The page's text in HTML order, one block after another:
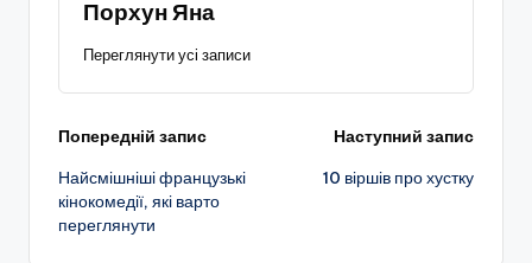
Порхун Яна
Переглянути усі записи
Навігація
по
запису
Попередній запис
Найсмішніші французькі
кінокомедії, які варто
переглянути
Наступний запис
10 віршів про хустку